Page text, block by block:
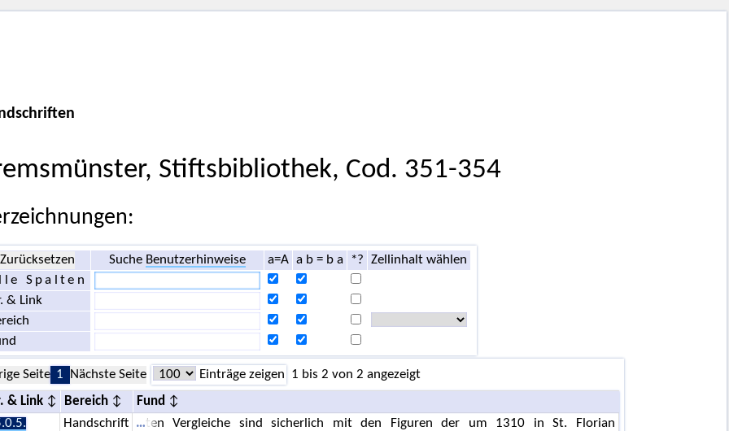
Stiftsbibliothek, Cod. 351-354
Zurücksetzen Suche Benutzerhinweise a=A a b = b a *?
Zellinhalt wählen
Spalten
& Link
Seite 1 Nächste Seite Einträge zeigen 1 bis 2 von 2 angezeigt
& Link Bereich
Fund
Handschrift
ten Vergleiche sind sicherlich mit den Figuren der um 1310 in St. Florian